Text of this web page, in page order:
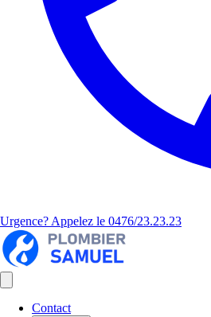
Urgence? Appelez le 0476/23.23.23
Contact